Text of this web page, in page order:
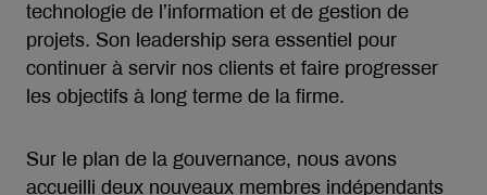
technologie de l’information et de gestion de
projets. Son leadership sera essentiel pour
continuer à servir nos clients et faire progresser
les objectifs à long terme de la firme.
Sur le plan de la gouvernance, nous avons
accueilli deux nouveaux membres indépendants